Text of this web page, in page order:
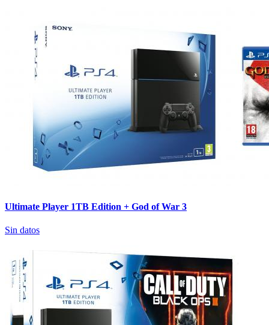
Ultimate Player 1TB Edition + God of War 3
Sin datos